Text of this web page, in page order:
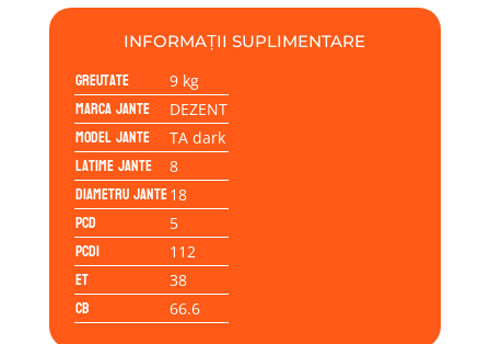
8.00x18
5/112/38/66,6
INFORMAȚII SUPLIMENTARE
Greutate 9 kg
Marca jante DEZENT
Model jante TA dark
Latime jante 8
Diametru jante18
PCD 5
PCD1 112
ET 38
CB 66.6